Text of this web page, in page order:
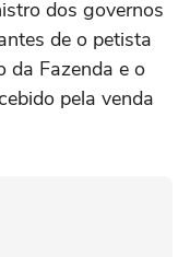
dos governos
de o petista
da Fazenda e o
pela venda